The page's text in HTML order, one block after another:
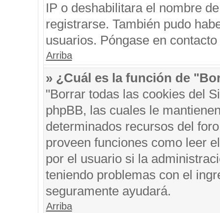
IP o deshabilitara el nombre
registrarse. También pudo
usuarios. Póngase en
Arriba
» ¿Cuál es la función de
"Borrar todas las cookies del
phpBB, las cuales le
determinados recursos del
proveen funciones como leer
por el usuario si la
teniendo problemas con el
seguramente ayudará.
Arriba